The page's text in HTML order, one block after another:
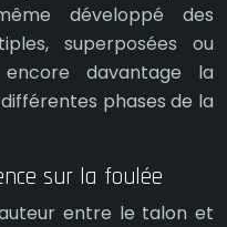
développé des
superposées ou
davantage la
phases de la
sur la foulée
entre le talon et